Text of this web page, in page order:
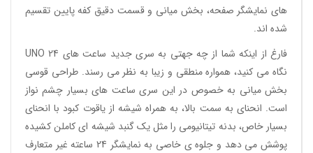
های نمایشگر صفحه، بخش میانی و قسمت دقیق کفه پایین تقسیم
شده اند.
فارغ از اینکه شما از چه جهتی به سری جدید ساعت های UNO 24
نگاه می کنید، همواره منطقی و زیبا به نظر می رسند. طراحی قوسی
بخش میانی به خصوص در این سری ساعت های بسیار چشم نواز
است. انحنای به سمت بالا، به همراه شیشه از یاقوت کبود با انحنای
بسیار خاص، بدنه تیتانیومی را مثل یک گنبد شیشه ای کاملن کشیده
پوشش می دهد و جلوه ی خاصی به نمایشگر 24 ساعته غیر متعارف